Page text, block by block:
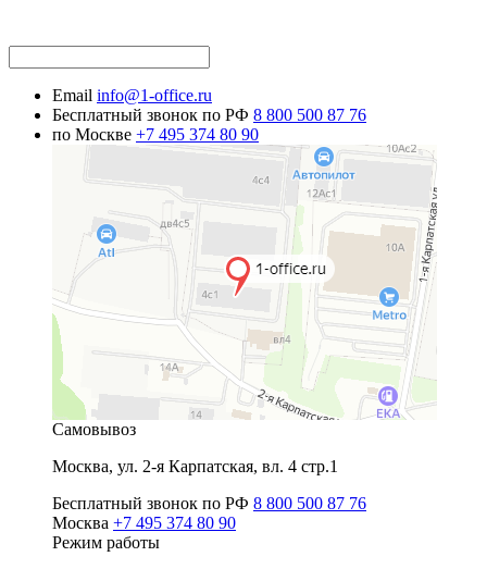
Email info@1-office.ru
Бесплатный звонок по РФ 8 800 500 87 76
по Москве +7 495 374 80 90
Самовывоз
Москва, ул. 2-я Карпатская, вл. 4 стр.1
Бесплатный звонок по РФ 8 800 500 87 76
Москва +7 495 374 80 90
Режим работы